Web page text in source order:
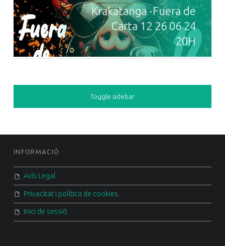
Krakatanga -Fuera de
Carta 12 26 06 24
20H
SIDEBAR
Toggle sidebar
FOOTER SIDEBAR
INFORMACIÓ
Avís Legal
Privacitat i política de cookies.
Inici de sessió